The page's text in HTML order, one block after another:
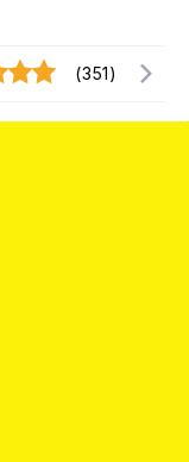
(351)